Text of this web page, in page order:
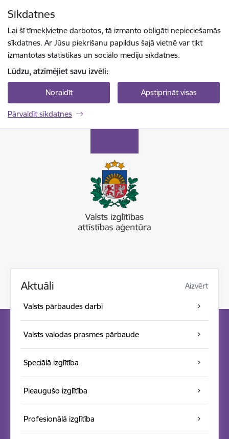
Sīkdatnes
Lai šī tīmekļvietne darbotos, tā izmanto obligāti nepieciešamās
sīkdatnes. Ar Jūsu piekrišanu papildus šajā vietnē var tikt
izmantotas statistikas un sociālo mediju sīkdatnes.
Lūdzu, atzīmējiet savu izvēli:
Noraidīt Apstiprināt visas
Pārvaldīt sīkdatnes
Aktuāli Aizvērt
Valsts pārbaudes darbi
Valsts valodas prasmes pārbaude
Speciālā izglītība
Pieaugušo izglītība
Profesionālā izglītība